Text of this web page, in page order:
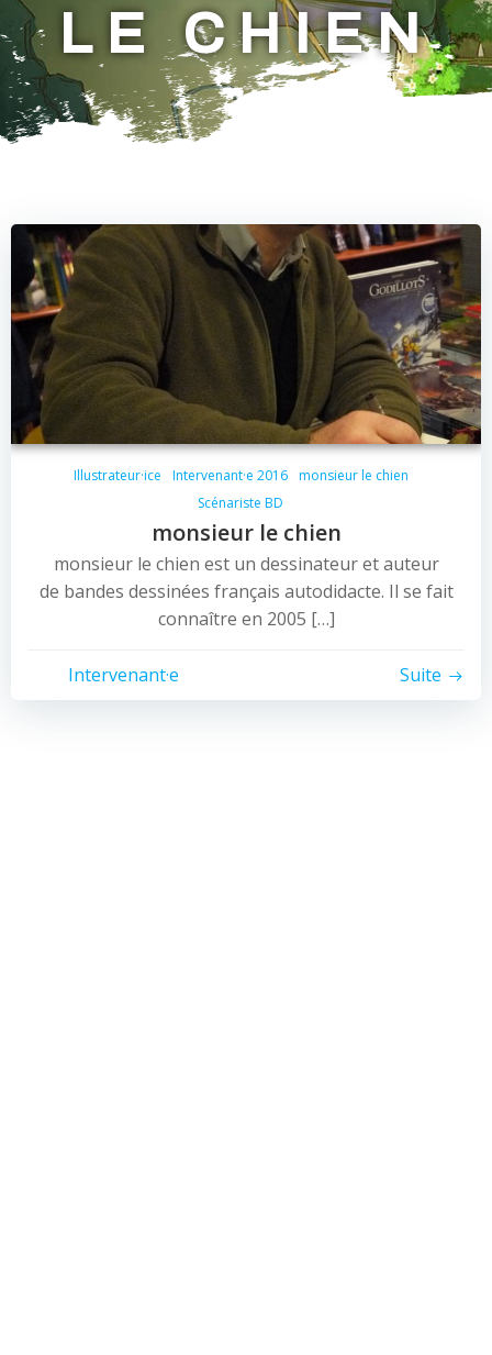
LE CHIEN
Illustrateur·ice Intervenant·e 2016
monsieur le chien
Scénariste BD
monsieur le chien
monsieur le chien est un dessinateur et auteur
de bandes dessinées français autodidacte. Il se fait
connaître en 2005 […]
Intervenant·e Suite